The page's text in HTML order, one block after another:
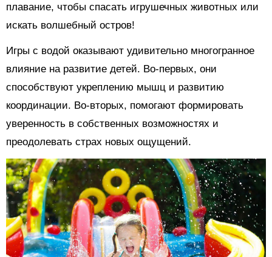
плавание, чтобы спасать игрушечных животных или
искать волшебный остров!
Игры с водой оказывают удивительно многогранное
влияние на развитие детей. Во-первых, они
способствуют укреплению мышц и развитию
координации. Во-вторых, помогают формировать
уверенность в собственных возможностях и
преодолевать страх новых ощущений.